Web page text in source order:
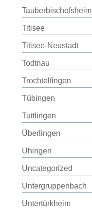
Tauberbischofsheim
Titisee
Titisee-Neustadt
Todtnau
Trochtelfingen
Tübingen
Tuttlingen
Überlingen
Uhingen
Uncategorized
Untergruppenbach
Untertürkheim